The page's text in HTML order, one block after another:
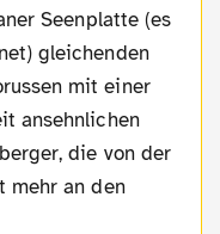
Seenplatte (es
gleichenden
mit einer
ansehnlichen
die von der
mehr an den